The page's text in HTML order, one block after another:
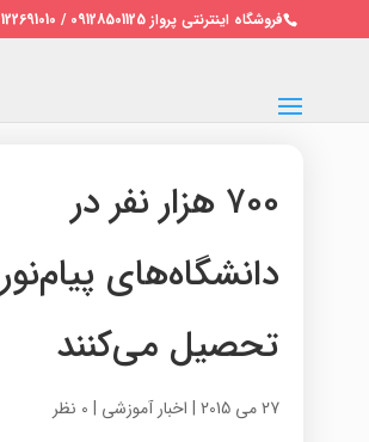
فروشگاه اینترنتی پرواز 09128501125 / 02122691010
۷۰۰ هزار نفر در
دانشگاه‌های پیام‌نور
تحصیل می‌کنند
27 می 2015 | اخبار آموزشی | 0 نظر